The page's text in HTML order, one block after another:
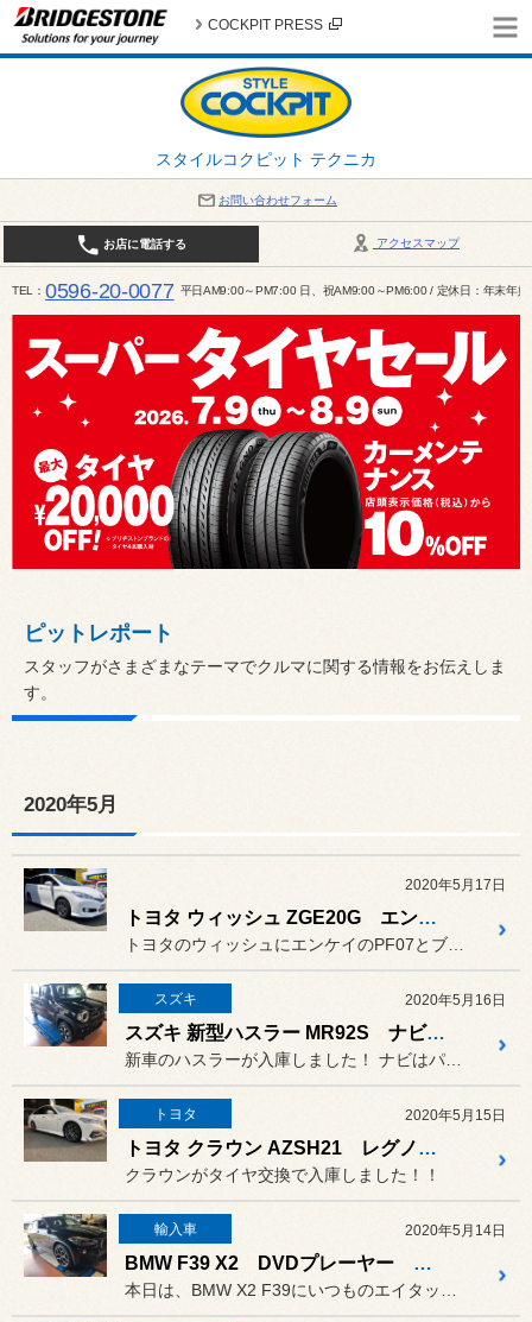
スタイルコクピット テクニカ
COCKPIT PRESS
お問い合わせフォーム
アクセスマップ
お店に電話する
TEL 0596-20-0077 平日AM9:00～PM7:00 日、祝AM9:00～PM6:00 / 定休日：年末年
ピットレポート
スタッフがさまざまなテーマでクルマに関する情報をお伝えしま
す。
2020年5月
2020年5月17日
トヨタ ウィッシュ ZGE20G エンケイPF07 ＋ レグノGRVⅡ
スズキ 2020年5月16日
スズキ 新型ハスラー MR92S ナビ、ドラレコ 取付
トヨタ 2020年5月15日
トヨタ クラウン AZSH21 レグノGR-XⅡ 交換
クラウンがタイヤ交換で入庫しました！！
輸入車 2020年5月14日
BMW F39 X2 DVDプレーヤー 取付